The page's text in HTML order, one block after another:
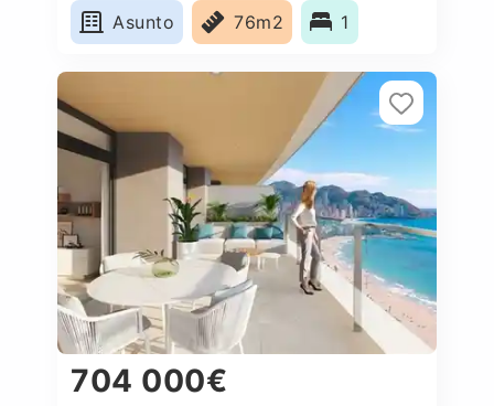
Asunto
76m2 1
704 000€